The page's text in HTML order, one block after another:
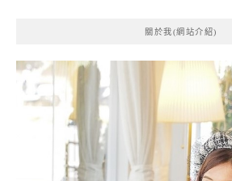
關於我(網站介紹)